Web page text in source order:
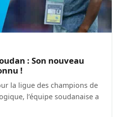
: Son nouveau
!
la ligue des champions de
l’équipe soudanaise a